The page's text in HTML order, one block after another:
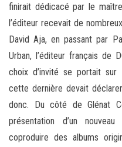
finirait dédicacé par le
l’éditeur recevait de
David Aja, en passant par
Urban, l’éditeur français de
choix d’invité se portait sur
cette dernière devait
donc. Du côté de Glénat
présentation d’un
coproduire des albums